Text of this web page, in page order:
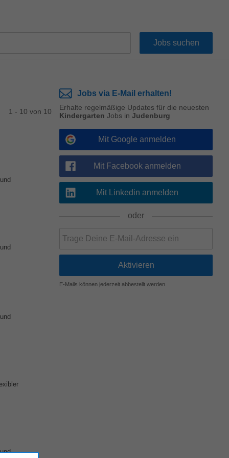
1 - 10 von 10
Jobs via E-Mail erhalten!
Erhalte regelmäßige Updates für die neuesten
Kindergarten Jobs in Judenburg
Mit Google anmelden
Mit Facebook anmelden
Mit Linkedin anmelden
oder
E-Mails können jederzeit abbestellt werden.